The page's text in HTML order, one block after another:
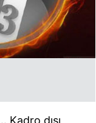
Kadro dışı